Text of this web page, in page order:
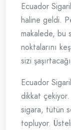
Ecuador
haline geldi.
makalede, bu
noktalarını
sizi
Ecuador
dikkat
sigara, tütün
topluyor.